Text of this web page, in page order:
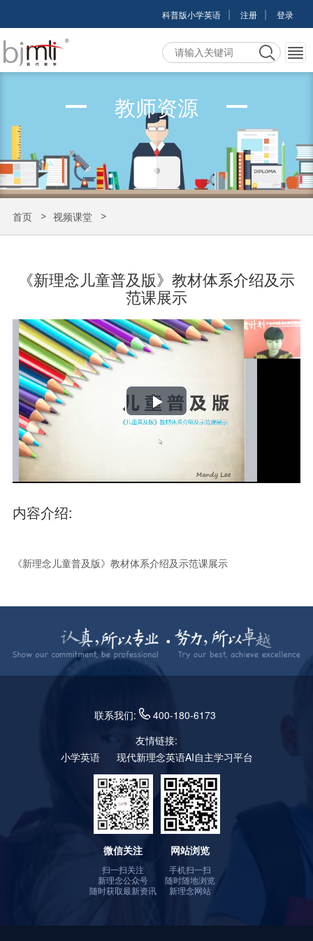
科普版小学英语 | 注册 | 登录
教师资源
首页 视频课堂
《新理念儿童普及版》教材体系介绍及示
范课展示
Play
Video
内容介绍:
《新理念儿童普及版》教材体系介绍及示范课展示
联系我们:
400-180-6173
友情链接:
小学英语
现代新理念英语AI自主学习平台
微信关注
扫一扫关注
新理念公众号
随时获取最新资讯
网站浏览
手机扫一扫
随时随地浏览
新理念网站